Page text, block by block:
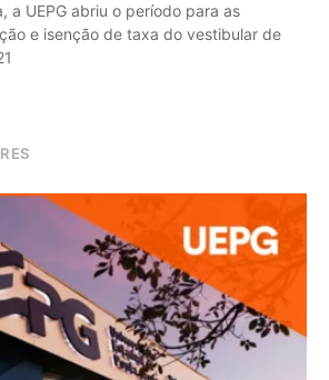
a UEPG abriu o período para as
e isenção de taxa do vestibular de